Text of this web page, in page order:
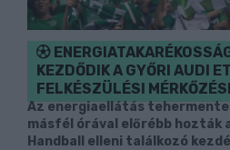
KEZDŐDIK A GYŐRI AUDI
FELKÉSZÜLÉSI
Az energiaellátás
másfél órával előrébb hozták
Handball elleni találkozó